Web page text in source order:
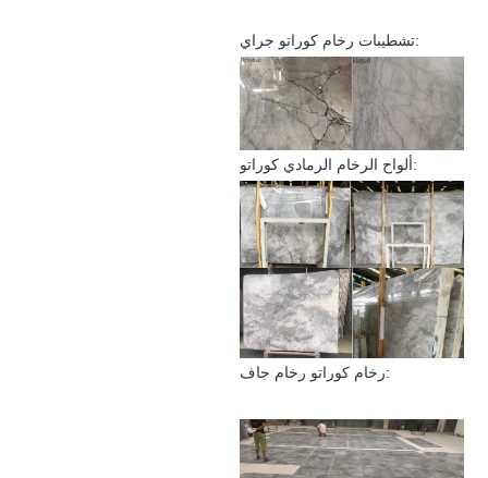
تشطيبات رخام كوراتو جراي:
ألواح الرخام الرمادي كوراتو:
رخام كوراتو رخام جاف: